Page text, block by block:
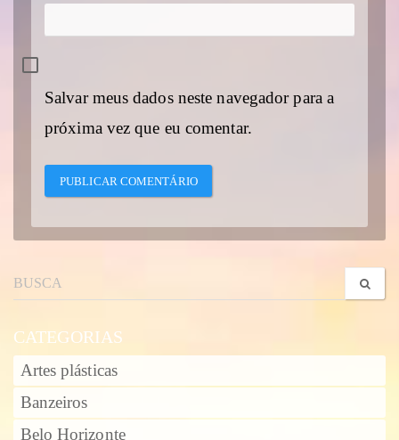
Salvar meus dados neste navegador para a
próxima vez que eu comentar.
CATEGORIAS
Artes plásticas
Banzeiros
Belo Horizonte